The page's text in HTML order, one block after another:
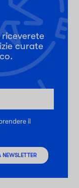
curate
il
NEWSLETTER